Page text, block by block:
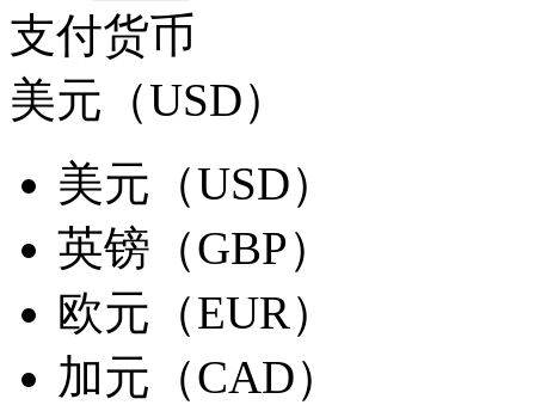
支付货币
美元（USD）
美元（USD）
英镑（GBP）
欧元（EUR）
加元（CAD）